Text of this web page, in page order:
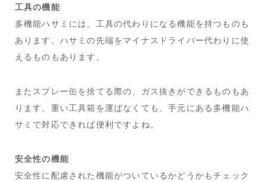
工具の機能
多機能ハサミには、工具の代わりになる機能を持つものも
あります。ハサミの先端をマイナスドライバー代わりに使
えるものもあります。
またスプレー缶を捨てる際の、ガス抜きができるものもあ
ります。重い工具箱を運ばなくても、手元にある多機能ハ
サミで対応できれば便利ですよね。
安全性の機能
安全性に配慮された機能がついているかどうかもチェック